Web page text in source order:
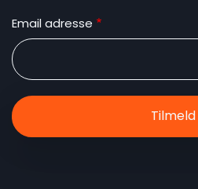
Email adresse